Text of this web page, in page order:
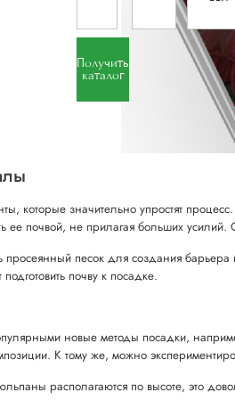
Получить
каталог
которые значительно упростят
ее почвой, не прилагая больших
просеянный песок для создания
почву к посадке.
новые методы посадки,
К тому же, можно
располагаются по высоте, это